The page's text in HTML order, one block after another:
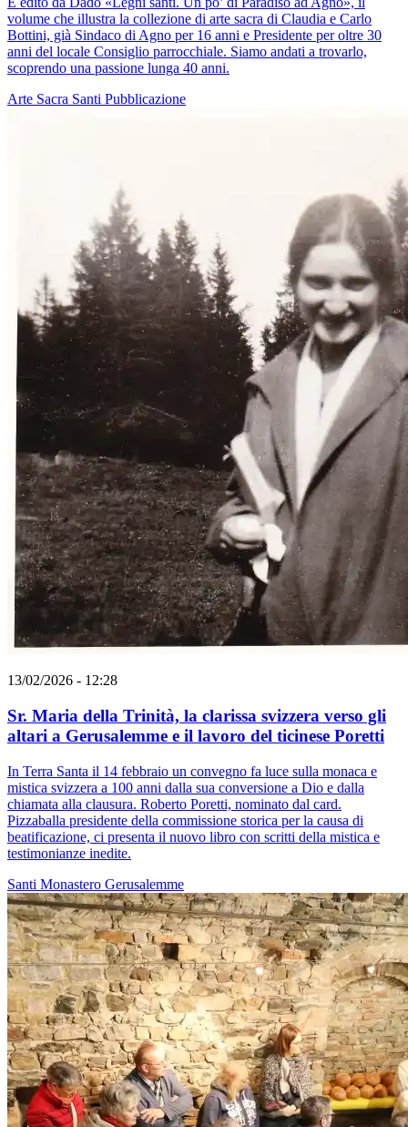
volume che illustra la collezione di arte sacra di Claudia e Carlo
Bottini, già Sindaco di Agno per 16 anni e Presidente per oltre 30
anni del locale Consiglio parrocchiale. Siamo andati a trovarlo,
scoprendo una passione lunga 40 anni.
Arte Sacra Santi Pubblicazione
13/02/2026 - 12:28
Sr. Maria della Trinità, la clarissa svizzera verso gli
altari a Gerusalemme e il lavoro del ticinese Poretti
In Terra Santa il 14 febbraio un convegno fa luce sulla monaca e
mistica svizzera a 100 anni dalla sua conversione a Dio e dalla
chiamata alla clausura. Roberto Poretti, nominato dal card.
Pizzaballa presidente della commissione storica per la causa di
beatificazione, ci presenta il nuovo libro con scritti della mistica e
testimonianze inedite.
Santi Monastero Gerusalemme